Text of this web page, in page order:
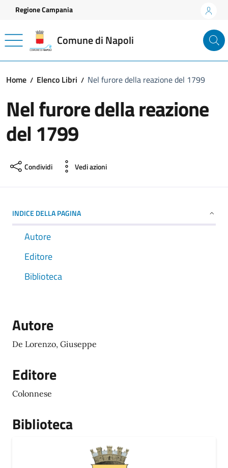
Vai ai contenuti
Vai al footer
Regione Campania
Comune di Napoli
Home Elenco Libri Nel furore della reazione del 1799
Nel furore della reazione
del 1799
Condividi Vedi azioni
INDICE DELLA PAGINA
Autore
Editore
Biblioteca
Autore
De Lorenzo, Giuseppe
Editore
Colonnese
Biblioteca